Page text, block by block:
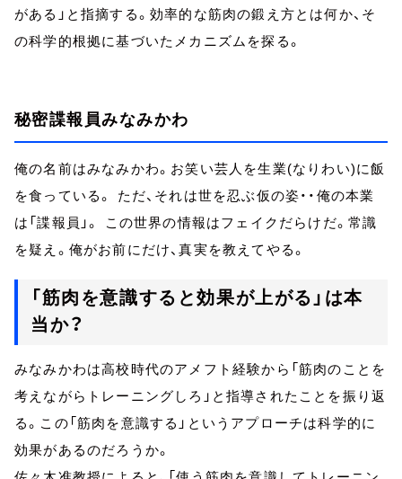
がある」と指摘する。効率的な筋肉の鍛え方とは何か、そ
の科学的根拠に基づいたメカニズムを探る。
秘密諜報員みなみかわ
俺の名前はみなみかわ。お笑い芸人を生業(なりわい)に飯
を食っている。 ただ、それは世を忍ぶ仮の姿・・俺の本業
は「諜報員」。 この世界の情報はフェイクだらけだ。常識
を疑え。俺がお前にだけ、真実を教えてやる。
「筋肉を意識すると効果が上がる」は本
当か？
みなみかわは高校時代のアメフト経験から「筋肉のことを
考えながらトレーニングしろ」と指導されたことを振り返
る。この「筋肉を意識する」というアプローチは科学的に
効果があるのだろうか。